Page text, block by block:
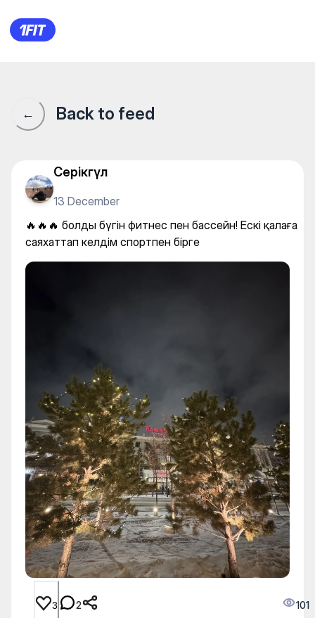
🔥🔥🔥 болды бүгін фитнес
← Back to feed
Серікгүл
13 December
🔥🔥🔥 болды бүгін фитнес пен бассейн! Ескі қалаға
саяхаттап келдім спортпен бірге
3 2 101